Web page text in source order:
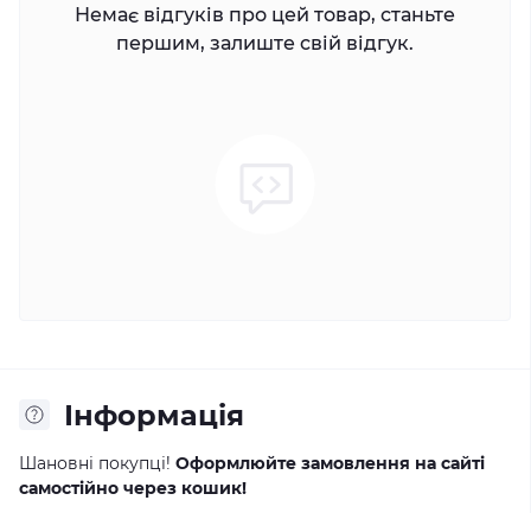
Немає відгуків про цей товар, станьте
першим, залиште свій відгук.
Інформація
Шановні покупці! Оформлюйте замовлення на сайті
самостійно через кошик!